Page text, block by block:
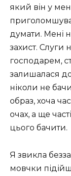
який він у
думати. Мені
захист. Слуги
господарем,
залишалася
ніколи не
образ, хоча
очах, а ще
цього бачити.
Я звикла
мовчки